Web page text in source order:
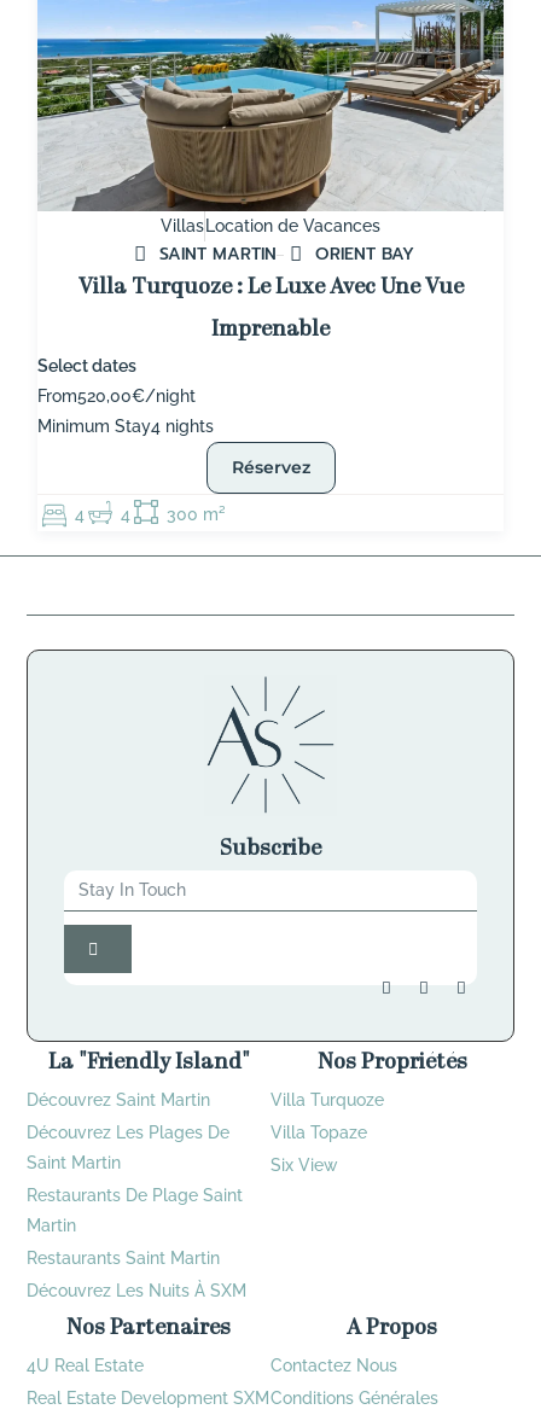
Villas Location de Vacances
SAINT MARTIN
ORIENT BAY
Villa Turquoze : Le Luxe Avec Une Vue
Imprenable
Select dates
From520,00€/night
Minimum Stay4 nights
Réservez
4 4 300 m²
Subscribe
La "Friendly Island"
Découvrez Saint Martin
Découvrez Les Plages De
Saint Martin
Restaurants De Plage Saint
Martin
Restaurants Saint Martin
Découvrez Les Nuits À SXM
Nos Propriétés
Villa Turquoze
Villa Topaze
Six View
Nos Partenaires
4U Real Estate
Real Estate Development SXM
A Propos
Contactez Nous
Conditions Générales